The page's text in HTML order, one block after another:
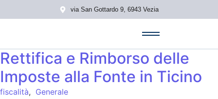
via San Gottardo 9, 6943 Vezia
Rettifica e Rimborso delle
Imposte alla Fonte in Ticino
fiscalità, Generale